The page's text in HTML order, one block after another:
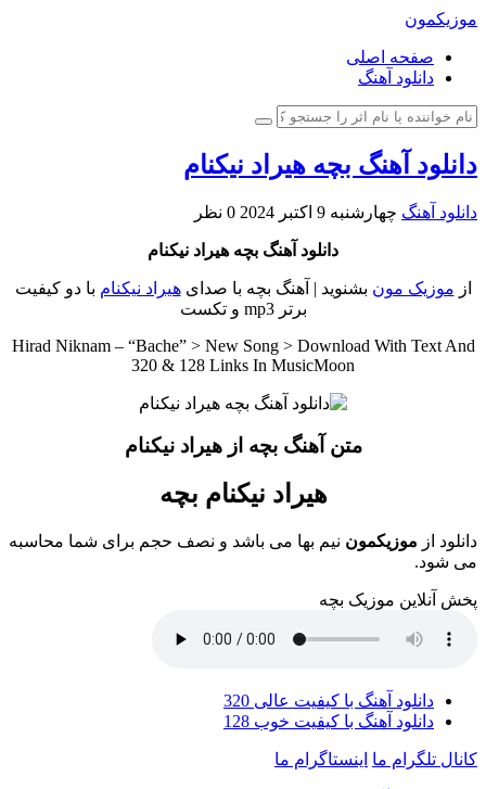
موزیکمون
صفحه اصلی
دانلود آهنگ
دانلود آهنگ بچه هیراد نیکنام
دانلود آهنگ چهارشنبه 9 اکتبر 2024 0 نظر
دانلود آهنگ بچه هیراد نیکنام
از موزیک مون بشنوید | آهنگ بچه با صدایهیراد نیکنام با دو کیفیت
برتر mp3 و تکست
Hirad Niknam – “Bache” > New Song > Download With Text And
320 & 128 Links In MusicMoon
متن آهنگ بچه از هیراد نیکنام
هیراد نیکنام بچه
دانلود از موزیکمون نیم بها می باشد و نصف حجم برای شما محاسبه
می شود.
پخش آنلاین موزیک بچه
دانلود آهنگ با کیفیت عالی 320
دانلود آهنگ با کیفیت خوب 128
کانال تلگرام ما اینستاگرام ما